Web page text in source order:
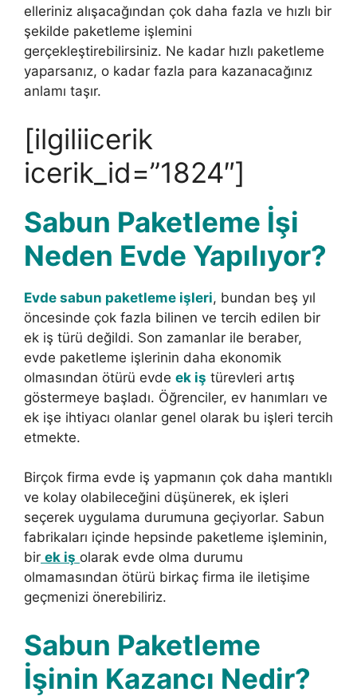
elleriniz alışacağından çok daha fazla ve hızlı bir
şekilde paketleme işlemini
gerçekleştirebilirsiniz. Ne kadar hızlı paketleme
yaparsanız, o kadar fazla para kazanacağınız
anlamı taşır.
[ilgiliicerik
icerik_id=”1824″]
Sabun Paketleme İşi
Neden Evde Yapılıyor?
Evde sabun paketleme işleri, bundan beş yıl
öncesinde çok fazla bilinen ve tercih edilen bir
ek iş türü değildi. Son zamanlar ile beraber,
evde paketleme işlerinin daha ekonomik
olmasından ötürü evde ek iş türevleri artış
göstermeye başladı. Öğrenciler, ev hanımları ve
ek işe ihtiyacı olanlar genel olarak bu işleri tercih
etmekte.
Birçok firma evde iş yapmanın çok daha mantıklı
ve kolay olabileceğini düşünerek, ek işleri
seçerek uygulama durumuna geçiyorlar. Sabun
fabrikaları içinde hepsinde paketleme işleminin,
bir ek iş olarak evde olma durumu
olmamasından ötürü birkaç firma ile iletişime
geçmenizi önerebiliriz.
Sabun Paketleme
İşinin Kazancı Nedir?